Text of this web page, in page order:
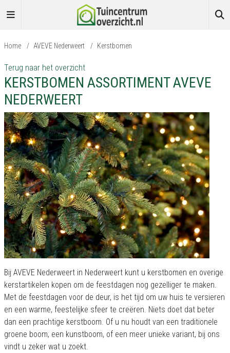
Home / AVEVE Nederweert / Kerstbomen
Terug naar het overzicht
KERSTBOMEN ASSORTIMENT AVEVE
NEDERWEERT
Bij AVEVE Nederweert in Nederweert kunt u kerstbomen en overige
kerstartikelen kopen om de feestdagen nog gezelliger te maken.
Met de feestdagen voor de deur, is het tijd om uw huis te versieren
en een warme, feestelijke sfeer te creëren. Niets doet dat beter
dan een prachtige kerstboom. Of u nu houdt van een traditionele
groene boom, een kunstboom, of een meer unieke variant, bij ons
vindt u zeker wat u zoekt.